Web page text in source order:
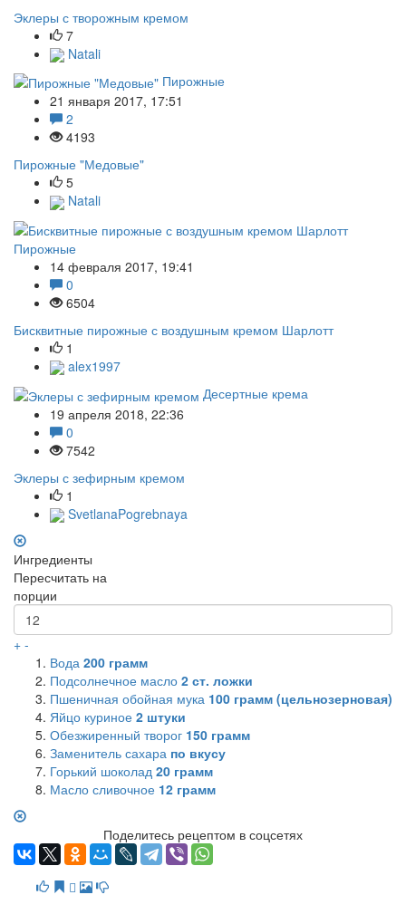
Эклеры с творожным кремом
7
Natali
Пирожные
21 января 2017, 17:51
2
4193
Пирожные "Медовые"
5
Natali
Пирожные
14 февраля 2017, 19:41
0
6504
Бисквитные пирожные с воздушным кремом Шарлотт
1
alex1997
Десертные крема
19 апреля 2018, 22:36
0
7542
Эклеры с зефирным кремом
1
SvetlanaPogrebnaya
Ингредиенты
Пересчитать на
порции
+ -
Вода 200 грамм
Подсолнечное масло 2 ст. ложки
Пшеничная обойная мука 100 грамм (цельнозерновая)
Яйцо куриное 2 штуки
Обезжиренный творог 150 грамм
Заменитель сахара по вкусу
Горький шоколад 20 грамм
Масло сливочное 12 грамм
Поделитесь рецептом в соцсетях